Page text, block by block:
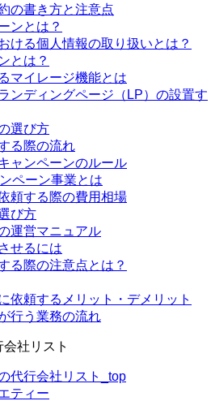
の書き方と注意点
ンとは？
ける個人情報の取り扱いとは？
とは？
マイレージ機能とは
ンディングページ（LP）の設置す
選び方
る際の流れ
ャンペーンのルール
ペーン事業とは
頼する際の費用相場
び方
運営マニュアル
せるには
る際の注意点とは？
依頼するメリット・デメリット
行う業務の流れ
社リスト
代行会社リスト_top
ティー